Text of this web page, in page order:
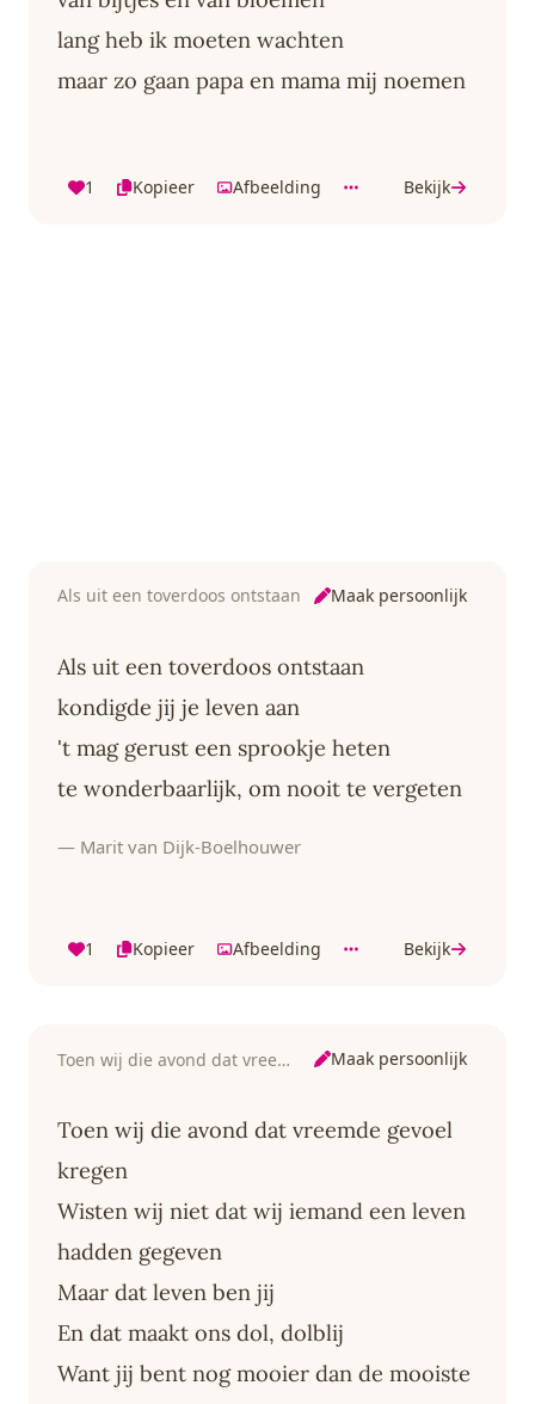
lang heb ik moeten wachten
maar zo gaan papa en mama mij noemen
1 Kopieer Afbeelding Bekijk
Als uit een toverdoos ontstaan Maak persoonlijk
Als uit een toverdoos ontstaan
kondigde jij je leven aan
't mag gerust een sprookje heten
te wonderbaarlijk, om nooit te vergeten
— Marit van Dijk-Boelhouwer
1 Kopieer Afbeelding Bekijk
Toen wij die avond dat vreemde gevoel Maak persoonlijk
Toen wij die avond dat vreemde gevoel
kregen
Wisten wij niet dat wij iemand een leven
hadden gegeven
Maar dat leven ben jij
En dat maakt ons dol, dolblij
Want jij bent nog mooier dan de mooiste